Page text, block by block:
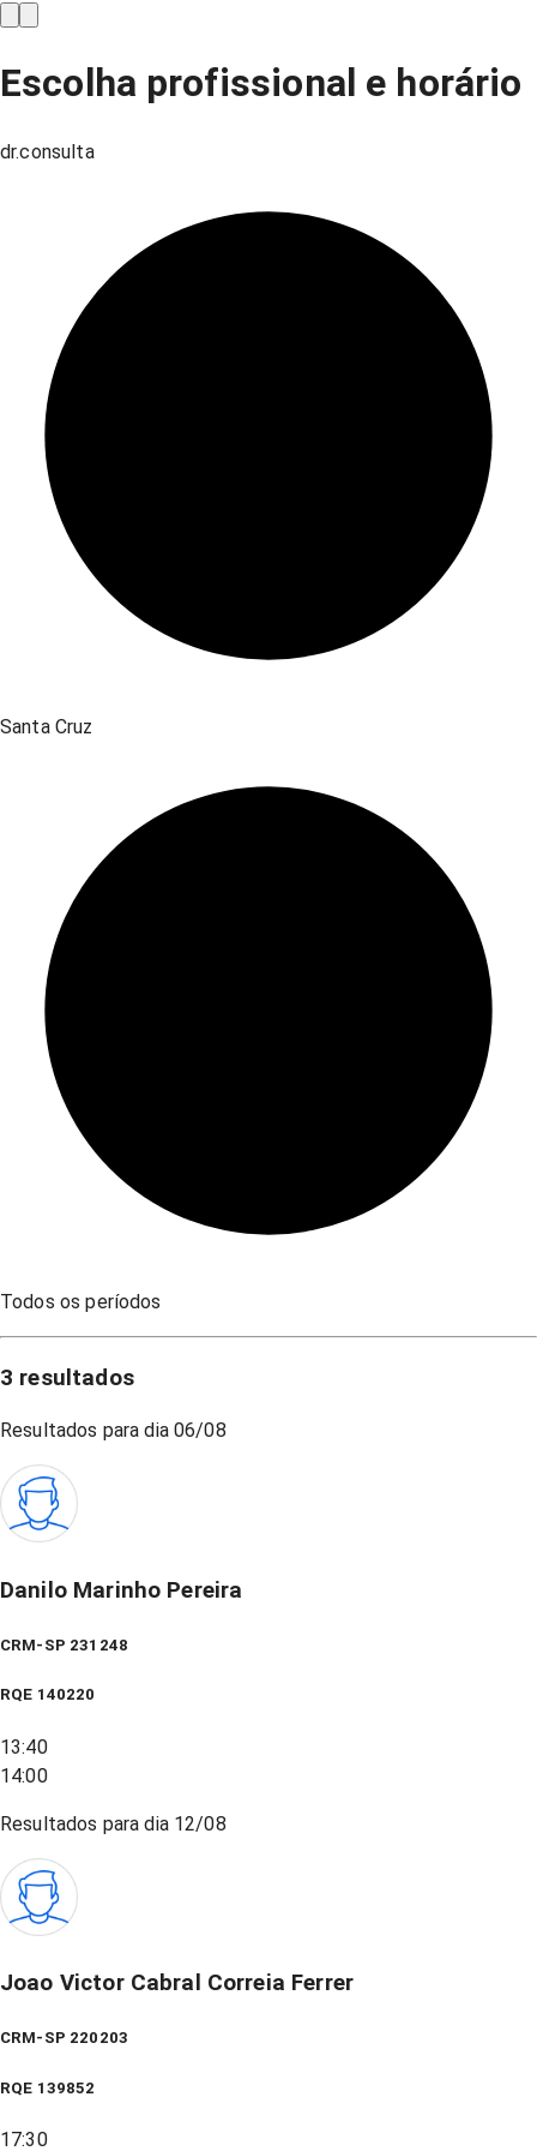
Escolha profissional e horário
dr.consulta
Santa Cruz
Todos os períodos
3 resultados
Resultados para dia 06/08
Danilo Marinho Pereira
CRM-SP 231248
RQE 140220
13:40
14:00
Resultados para dia 12/08
Joao Victor Cabral Correia Ferrer
CRM-SP 220203
RQE 139852
17:30